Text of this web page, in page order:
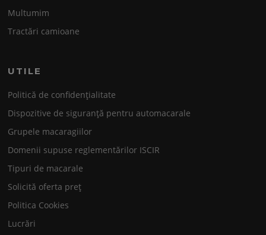
Multumim
Tractări camioane
UTILE
Politică de confidențialitate
Dispozitive de siguranță pentru automacarale
Grupele macaragiilor
Domenii supuse reglementărilor ISCIR
Tipuri de macarale
Solicită oferta preț
Politica Cookies
Lucrări